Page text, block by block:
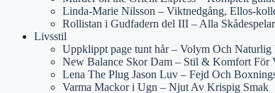
Linda-Marie Nilsson – Viktnedgång, Ellos-
Rollistan i Gudfadern del III – Alla
Livsstil
Uppklippt page tunt hår – Volym Och
New Balance Skor Dam – Stil & Komfort För
Lena The Plug Jason Luv – Fejd Och
Varma Mackor i Ugn – Njut Av Krispig Smak